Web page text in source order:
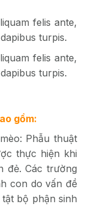
felis ante,
turpis.
felis ante,
turpis.
gồm:
Phẫu thuật
thực hiện khi
đẻ. Các trường
con do vấn đề
bộ phận sinh